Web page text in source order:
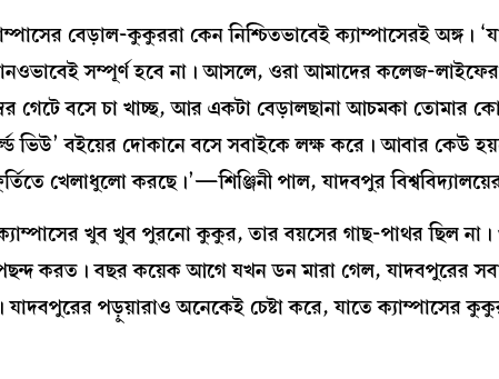
বেড়াল-কুকুররা কেন নিশ্চিতভাবেই ক্যাম্পাসেরই অঙ্গ।
সম্পূর্ণ হবে না। আসলে, ওরা আমাদের কলেজ-
গেটে বসে চা খাচ্ছ, আর একটা বেড়ালছানা আচমকা তোমার
ভিউ’ বইয়ের দোকানে বসে সবাইকে লক্ষ করে। আবার কেউ
খেলাধুলো করছে।’—শিঞ্জিনী পাল, যাদবপুর বিশ্ববিদ্যালয়ের
খুব খুব পুরনো কুকুর, তার বয়সের গাছ-পাথর ছিল না।
করত। বছর কয়েক আগে যখন ডন মারা গেল, যাদবপুরের
পড়ুয়ারাও অনেকেই চেষ্টা করে, যাতে ক্যাম্পাসের